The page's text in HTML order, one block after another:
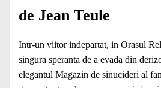
de Jean Teule
Intr-un viitor indepartat, in Orasul
singura speranta de a evada din
elegantul Magazin de sinucideri al